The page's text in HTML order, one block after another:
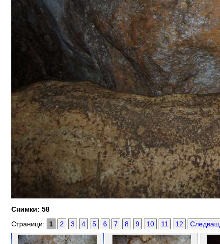
Снимки: 58
Страници:
1 2 3 4 5 6 7 8 9 10 11 12